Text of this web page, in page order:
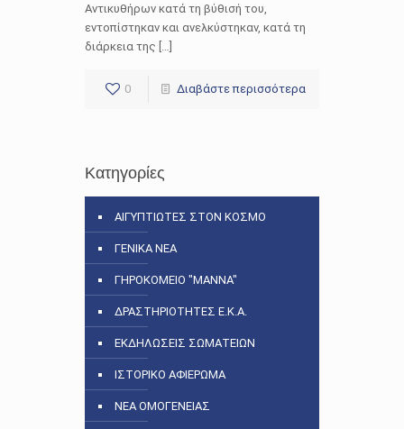
Αντικυθήρων κατά τη βύθισή του,
εντοπίστηκαν και ανελκύστηκαν, κατά τη
διάρκεια της […]
0 Διαβάστε περισσότερα
Κατηγορίες
ΑΙΓΥΠΤΙΩΤΕΣ ΣΤΟΝ ΚΟΣΜΟ
ΓΕΝΙΚΑ ΝΕΑ
ΓΗΡΟΚΟΜΕΙΟ "ΜΑΝΝΑ"
ΔΡΑΣΤΗΡΙΟΤΗΤΕΣ Ε.Κ.Α.
ΕΚΔΗΛΩΣΕΙΣ ΣΩΜΑΤΕΙΩΝ
ΙΣΤΟΡΙΚΟ ΑΦΙΕΡΩΜΑ
ΝΕΑ ΟΜΟΓΕΝΕΙΑΣ